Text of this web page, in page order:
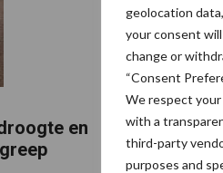
geolocation
your consent will
change or
“Consent
We respect
with a
third-party
purposes and
en
De